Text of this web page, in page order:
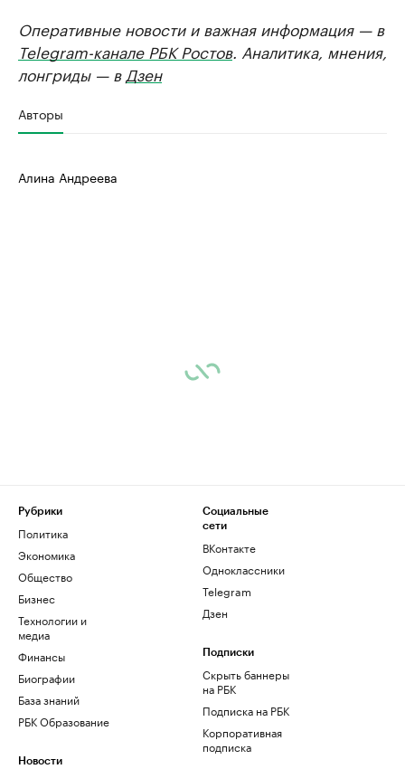
Оперативные новости и важная информация — в
Telegram-канале РБК Ростов. Аналитика, мнения,
лонгриды — в Дзен
Авторы
Алина Андреева
Рубрики
Политика
Экономика
Общество
Бизнес
Технологии и
медиа
Финансы
Биографии
База знаний
РБК Образование
Новости
Социальные
сети
ВКонтакте
Одноклассники
Telegram
Дзен
Подписки
Скрыть баннеры
на РБК
Подписка на РБК
Корпоративная
подписка